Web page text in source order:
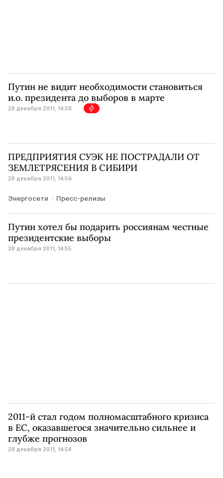
Путин не видит необходимости становиться
и.о. президента до выборов в марте
28 декабря 2011, 14:58
ПРЕДПРИЯТИЯ СУЭК НЕ ПОСТРАДАЛИ ОТ
ЗЕМЛЕТРЯСЕНИЯ В СИБИРИ
28 декабря 2011, 14:56
Энергосети Пресс-релизы
Путин хотел бы подарить россиянам честные
президентские выборы
28 декабря 2011, 14:55
2011-й стал годом полномасштабного кризиса
в ЕС, оказавшегося значительно сильнее и
глубже прогнозов
28 декабря 2011, 14:54